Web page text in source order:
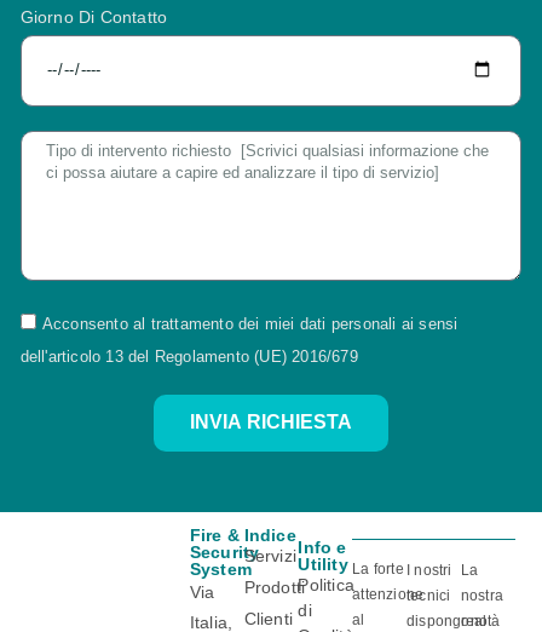
Giorno Di Contatto
Acconsento al trattamento dei miei dati personali ai sensi
dell'articolo 13 del Regolamento (UE) 2016/679
INVIA RICHIESTA
Fire &
Security
System
Via
Italia,
Indice
Servizi
Prodotti
Clienti
Info e
Utility
Politica
di
La forte
attenzione
al
I nostri
tecnici
dispongono
La
nostra
realtà